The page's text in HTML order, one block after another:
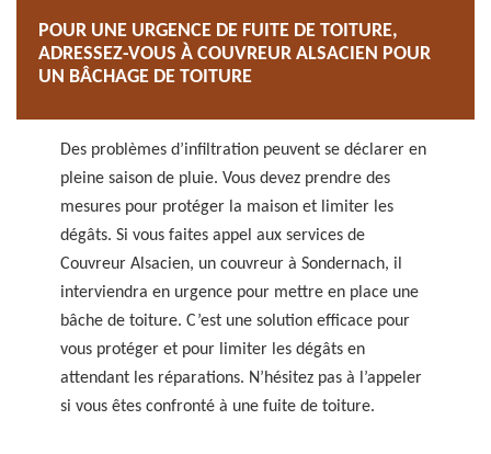
POUR UNE URGENCE DE FUITE DE TOITURE,
ADRESSEZ-VOUS À COUVREUR ALSACIEN POUR
UN BÂCHAGE DE TOITURE
Des problèmes d’infiltration peuvent se déclarer en
pleine saison de pluie. Vous devez prendre des
mesures pour protéger la maison et limiter les
dégâts. Si vous faites appel aux services de
Couvreur Alsacien, un couvreur à Sondernach, il
interviendra en urgence pour mettre en place une
bâche de toiture. C’est une solution efficace pour
vous protéger et pour limiter les dégâts en
attendant les réparations. N’hésitez pas à l’appeler
si vous êtes confronté à une fuite de toiture.